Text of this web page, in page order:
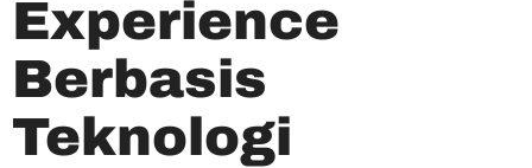
Experience
Berbasis
Teknologi